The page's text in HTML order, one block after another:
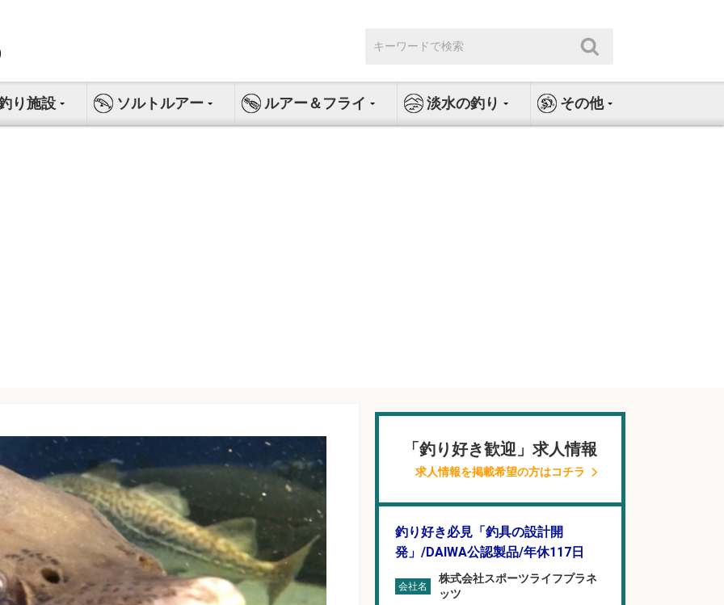
索:
り施設 ソルトルアー ルアー＆フライ 淡水の釣り その他
「釣り好き歓迎」求人情報
求人情報を掲載希望の方はコチラ
釣り好き必見「釣具の設計開
発」/DAIWA公認製品/年休117日
会社名
株式会社スポーツライフプラネ
ッツ